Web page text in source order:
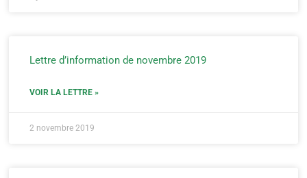
Lettre d’information de novembre 2019
VOIR LA LETTRE »
2 novembre 2019